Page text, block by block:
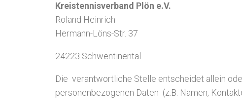
Kreistennisverband Plön e.V.
Roland Heinrich
Hermann-Löns-Str. 37
24223 Schwentinental
Die verantwortliche Stelle entscheidet allein
personenbezogenen Daten (z.B. Namen,